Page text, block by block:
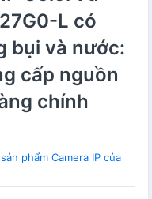
L có
bụi và nước:
cấp nguồn
chính
phẩm Camera IP của